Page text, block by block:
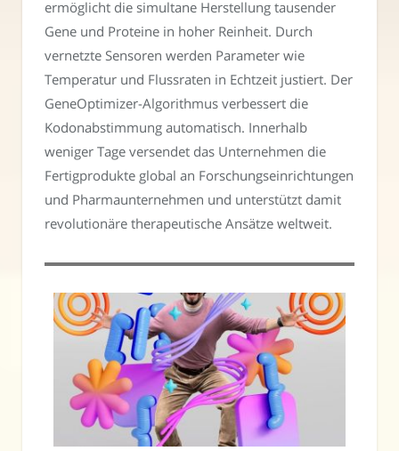
ermöglicht die simultane Herstellung tausender
Gene und Proteine in hoher Reinheit. Durch
vernetzte Sensoren werden Parameter wie
Temperatur und Flussraten in Echtzeit justiert. Der
GeneOptimizer-Algorithmus verbessert die
Kodonabstimmung automatisch. Innerhalb
weniger Tage versendet das Unternehmen die
Fertigprodukte global an Forschungseinrichtungen
und Pharmaunternehmen und unterstützt damit
revolutionäre therapeutische Ansätze weltweit.